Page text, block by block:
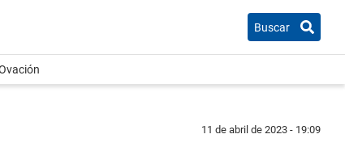
Buscar
11 de abril de 2023 - 19:09